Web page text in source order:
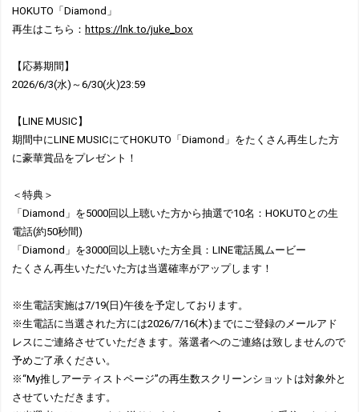
HOKUTO「Diamond」
再生はこちら： https://lnk.to/juke_box
【応募期間】
2026/6/3(水)～6/30(火)23:59
【LINE MUSIC】
期間中にLINE MUSICにてHOKUTO「Diamond」をたくさん再生した方
に豪華賞品をプレゼント！
＜特典＞
「Diamond」を5000回以上聴いた方から抽選で10名：HOKUTOとの生
電話(約50秒間)
「Diamond」を3000回以上聴いた方全員：LINE電話風ムービー
たくさん再生いただいた方は当選確率がアップします！
※生電話実施は7/19(日)午後を予定しております。
※生電話に当選された方には2026/7/16(木)までにご登録のメールアド
レスにご連絡させていただきます。落選者へのご連絡は致しませんので
予めご了承ください。
※“My推しアーティストページ”の再生数スクリーンショットは対象外と
させていただきます。